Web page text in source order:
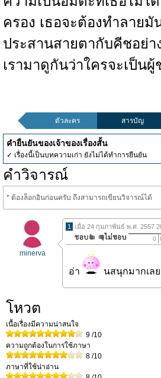
ครอง เธอจะต้องทำลายมั
ประสานสายตากับคีชอย่
เรามาดูกันว่าใครจะเป็นผู้
ตัวละคร สารบัญ
คำยืนยันของเจ้าของเรื่องสั้น
✓ เรื่องนี้เป็นบทความเก่า ยังไม่ได้ทำการยืนยัน
คำวิจารณ์
* ต้องล็อกอินก่อนครับ ถึงสามารถเขียนวิจารณ์ได้
minerva
1 เมื่อ 24 กุมภาพันธ์ พ.ศ. 2557
0
อ่า นสนุกมากเล
โหวต
เนื้อเรื่องมีความน่าสนใจ
9 /10
ความถูกต้องในการใช้ภาษา
8 /10
ภาษาที่ใช้น่าอ่าน